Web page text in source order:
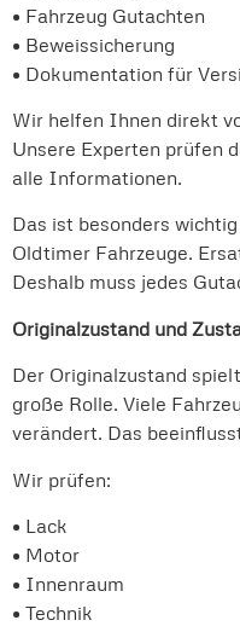
• Fahrzeug Gutachten
• Beweissicherung
• Dokumentation für
Wir helfen Ihnen direkt
Unsere Experten prüfen
alle Informationen.
Das ist besonders
Oldtimer Fahrzeuge.
Deshalb muss jedes
Originalzustand und
Der Originalzustand
große Rolle. Viele
verändert. Das
Wir prüfen:
• Lack
• Motor
• Innenraum
• Technik